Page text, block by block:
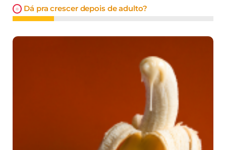
Dá pra crescer depois de adulto?